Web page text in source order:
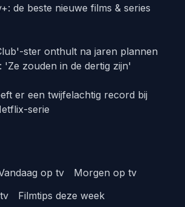
de beste nieuwe films & series
ster onthult na jaren plannen
zouden in de dertig zijn'
er een twijfelachtig record bij
serie
op tv
Morgen op tv
Filmtips deze week